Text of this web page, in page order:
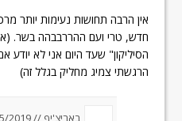
אין הרבה תחושות נעימות יותר
חדש, טרי ועם ההררבבהה בשר.
הסיליקון" שעד היום אני לא יודע
הרגשתי צמיג מחליק בגלל זה)
באריצ'יף //um 10:55